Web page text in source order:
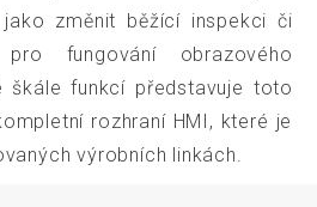
změnit běžící inspekci či
fungování obrazového
škále funkcí představuje toto
rozhraní HMI, které je
výrobních linkách.